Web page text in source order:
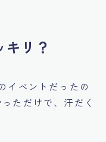
キリ？
イベントだったの
ただけで、汗だく